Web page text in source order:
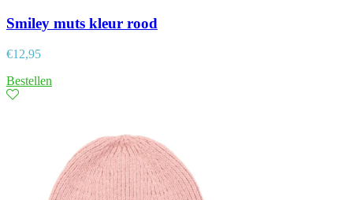
Smiley muts kleur rood
€12,95
Bestellen